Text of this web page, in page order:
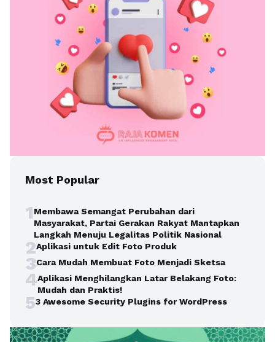
Most Popular
1Membawa Semangat Perubahan dari
Masyarakat, Partai Gerakan Rakyat Mantapkan
Langkah Menuju Legalitas Politik Nasional
2Aplikasi untuk Edit Foto Produk
3Cara Mudah Membuat Foto Menjadi Sketsa
4Aplikasi Menghilangkan Latar Belakang Foto:
Mudah dan Praktis!
53 Awesome Security Plugins for WordPress